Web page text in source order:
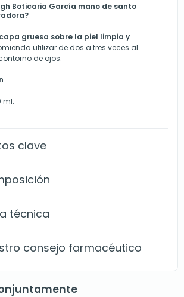
Boticaria García mano de santo
gruesa sobre la piel limpia y
utilizar de dos a tres veces al
de ojos.
ml.
clave
técnica
consejo farmacéutico